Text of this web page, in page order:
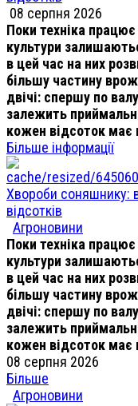
08 серпня 2026
Поки техніка працює
культури
в цей час на них
більшу частину
двічі: спершу по
залежить
кожен відсоток має
Більше інформації
Хвороби соняшнику:
відсотків
Агроновини
Поки техніка працює
культури
в цей час на них
більшу частину
двічі: спершу по
залежить
кожен відсоток має
08 серпня 2026
Більше
Агроновини